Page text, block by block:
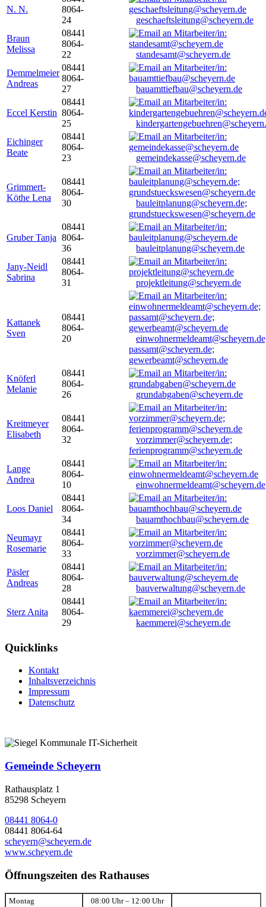
N. N.
8064-
24
geschaeftsleitung@scheyern.de
Braun
Melissa
08441
8064-
22
standesamt@scheyern.de
Demmelmeier
Andreas
08441
8064-
27
bauamttiefbau@scheyern.de
Eccel Kerstin
08441
8064-
25
Eichinger
Beate
08441
8064-
23
gemeindekasse@scheyern.de
Grimmert-
Köthe Lena
08441
8064-
30
bauleitplanung@scheyern.de;
grundstueckswesen@scheyern.de
Gruber Tanja
08441
8064-
36
bauleitplanung@scheyern.de
Jany-Neidl
Sabrina
08441
8064-
31
projektleitung@scheyern.de
Kattanek
Sven
08441
8064-
20
passamt@scheyern.de;
gewerbeamt@scheyern.de
Knöferl
Melanie
08441
8064-
26
grundabgaben@scheyern.de
Kreitmeyer
Elisabeth
08441
8064-
32
vorzimmer@scheyern.de;
ferienprogramm@scheyern.de
Lange
Andrea
08441
8064-
10
einwohnermeldeamt@scheyern.de
Loos Daniel
08441
8064-
34
bauamthochbau@scheyern.de
Neumayr
Rosemarie
08441
8064-
33
vorzimmer@scheyern.de
Päsler
Andreas
08441
8064-
28
bauverwaltung@scheyern.de
Sterz Anita
08441
8064-
29
kaemmerei@scheyern.de
Quicklinks
Kontakt
Inhaltsverzeichnis
Impressum
Datenschutz
Gemeinde Scheyern
Rathausplatz 1
85298 Scheyern
08441 8064-0
08441 8064-64
scheyern@scheyern.de
www.scheyern.de
Öffnungszeiten des Rathauses
Montag 08:00 Uhr – 12:00 Uhr